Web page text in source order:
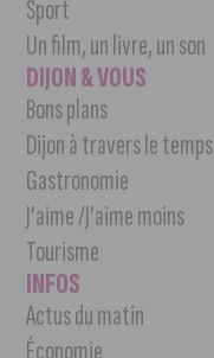
Sport
Un film, un livre, un son
DIJON & VOUS
Bons plans
Dijon à travers le temps
Gastronomie
J’aime /J’aime moins
Tourisme
INFOS
Actus du matin